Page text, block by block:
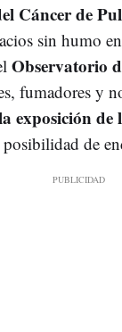
Cáncer de
sin humo
Observatorio
fumadores y
exposición de
de